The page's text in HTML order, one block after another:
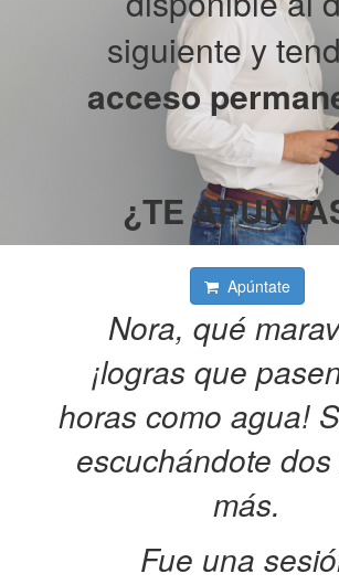
siguiente y
acceso
¿TE
Apúntate
Nora, qué
¡logras que
horas como agua!
escuchándote
más.
Fue una